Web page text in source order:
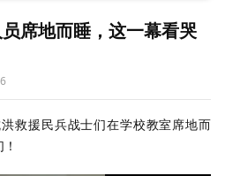
席地而睡，这一幕看哭
救援民兵战士们在学校教室席地而